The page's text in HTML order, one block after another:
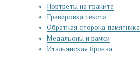
Портреты на граните
Гравировка текста
Обратная сторона памятника
Медальоны и рамки
Итальянская бронза